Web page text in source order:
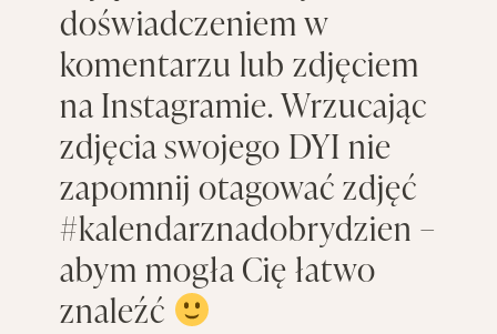
doświadczeniem w
komentarzu lub zdjęciem
na Instagramie. Wrzucając
zdjęcia swojego DYI nie
zapomnij otagować zdjęć
#kalendarznadobrydzien –
abym mogła Cię łatwo
znaleźć